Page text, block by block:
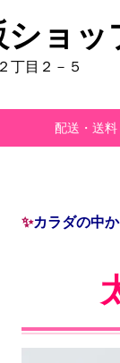
ショッ
丁目２－５
配送・送料
✨カラダの中